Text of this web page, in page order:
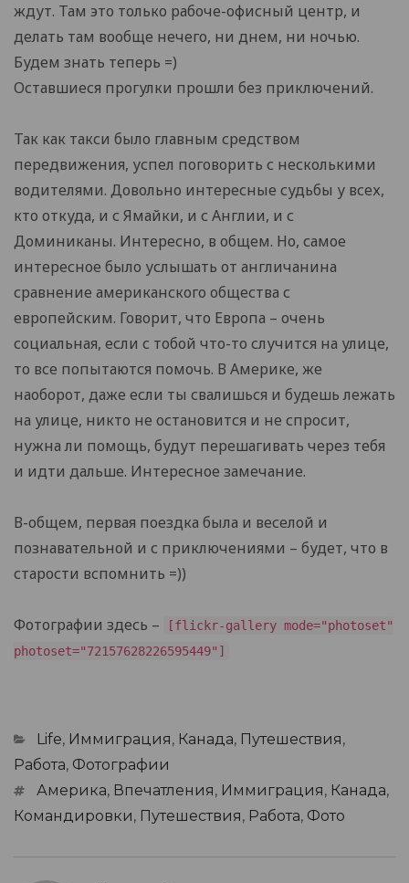
ждут. Там это только рабоче-офисный центр, и
делать там вообще нечего, ни днем, ни ночью.
Будем знать теперь =)
Оставшиеся прогулки прошли без приключений.
Так как такси было главным средством
передвижения, успел поговорить с несколькими
водителями. Довольно интересные судьбы у всех,
кто откуда, и с Ямайки, и с Англии, и с
Доминиканы. Интересно, в общем. Но, самое
интересное было услышать от англичанина
сравнение американского общества с
европейским. Говорит, что Европа – очень
социальная, если с тобой что-то случится на улице,
то все попытаются помочь. В Америке, же
наоборот, даже если ты свалишься и будешь лежать
на улице, никто не остановится и не спросит,
нужна ли помощь, будут перешагивать через тебя
и идти дальше. Интересное замечание.
В-общем, первая поездка была и веселой и
познавательной и с приключениями – будет, что в
старости вспомнить =))
Фотографии здесь –
[flickr-gallery mode="photoset"
photoset="72157628226595449"]
Categories
Life, Иммиграция, Канада, Путешествия,
Работа, Фотографии
TagsАмерика, Впечатления, Иммиграция, Канада,
Командировки, Путешествия, Работа, Фото